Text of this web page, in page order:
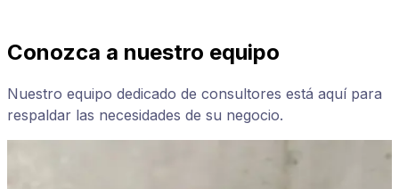
Conozca a nuestro equipo
Nuestro equipo dedicado de consultores está aquí para
respaldar las necesidades de su negocio.